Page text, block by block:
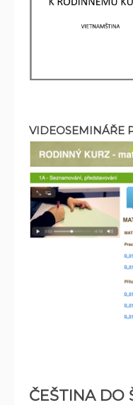
VIDEOSEMINÁŘE
ČEŠTINA DO